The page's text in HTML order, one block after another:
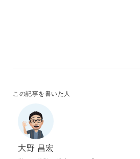
この記事を書いた人
大野 昌宏